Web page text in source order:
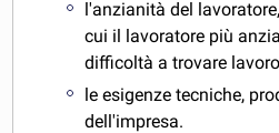
l'anzianità del
cui il lavoratore più
difficoltà a trovare
le esigenze tecniche,
dell'impresa.